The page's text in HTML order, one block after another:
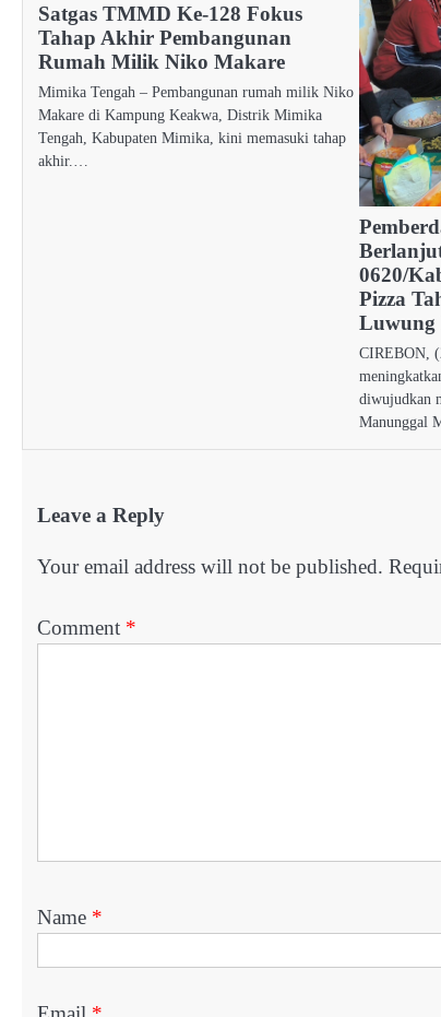
Satgas TMMD Ke-128 Fokus
Tahap Akhir Pembangunan
Rumah Milik Niko Makare
Mimika Tengah – Pembangunan rumah milik Niko
Makare di Kampung Keakwa, Distrik Mimika
Tengah, Kabupaten Mimika, kini memasuki tahap
akhir.…
0620/
Pizza
Luwung
CIREBON,
diwujudkan
Manunggal
Leave a Reply
Your email address will not be published.
Comment *
Name *